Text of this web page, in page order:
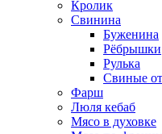
Кролик
Свинина
Буженина
Рёбрышки
Рулька
Свиные
Фарш
Люля кебаб
Мясо в духовке